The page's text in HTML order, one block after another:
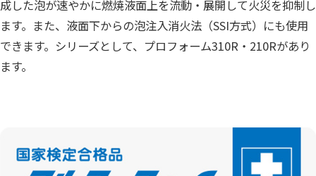
成した泡が速やかに燃焼液面上を流動・展開して火災を抑制し
ます。また、液面下からの泡注入消火法（SSI方式）にも使用
できます。シリーズとして、プロフォーム310R・210Rがあり
ます。